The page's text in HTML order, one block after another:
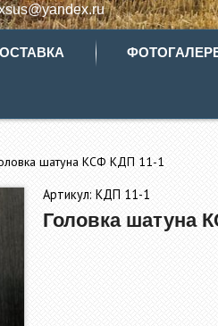
шатуна КСФ КДП 11-1
Артикул: КДП 11-1
Головка шатуна